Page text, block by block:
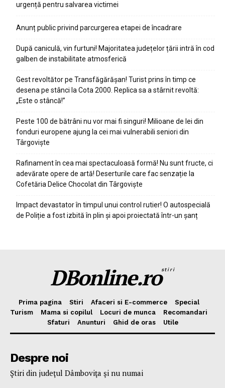
urgență pentru salvarea victimei
Anunț public privind parcurgerea etapei de încadrare
După caniculă, vin furtuni! Majoritatea județelor țării intră în cod
galben de instabilitate atmosferică
Gest revoltător pe Transfăgărășan! Turist prins în timp ce
desena pe stânci la Cota 2000. Replica sa a stârnit revoltă:
„Este o stâncă!”
Peste 100 de bătrâni nu vor mai fi singuri! Milioane de lei din
fonduri europene ajung la cei mai vulnerabili seniori din
Târgoviște
Rafinament în cea mai spectaculoasă formă! Nu sunt fructe, ci
adevărate opere de artă! Deserturile care fac senzație la
Cofetăria Delice Chocolat din Târgoviște
Impact devastator în timpul unui control rutier! O autospecială
de Poliție a fost izbită în plin și apoi proiectată într-un șanț
DBonline.rostiri
Prima pagina Stiri Afaceri si E-commerce
Special
Turism
Mama si copilul Locuri de munca
Recomandari
Sfaturi
Anunturi Ghid de oras Utile
Despre noi
Ştiri din judeţul Dâmboviţa şi nu numai